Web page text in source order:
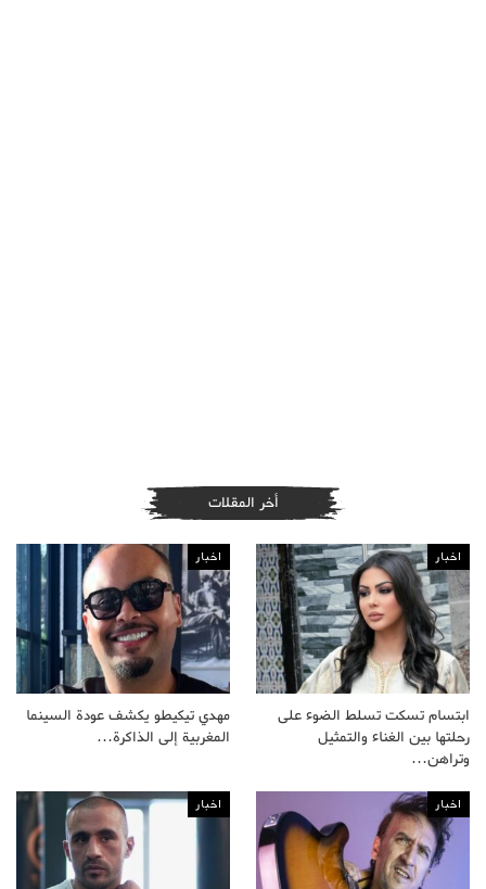
أخر المقلات
اخبار
ابتسام تسكت تسلط الضوء على
رحلتها بين الغناء والتمثيل
وتراهن…
اخبار
مهدي تيكيطو يكشف عودة السينما
المغربية إلى الذاكرة…
اخبار اخبار